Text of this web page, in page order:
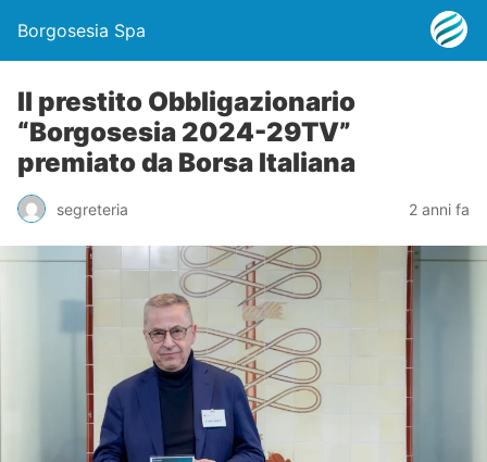
Borgosesia Spa
Il prestito Obbligazionario
“Borgosesia 2024-29TV”
premiato da Borsa Italiana
segreteria 2 anni fa